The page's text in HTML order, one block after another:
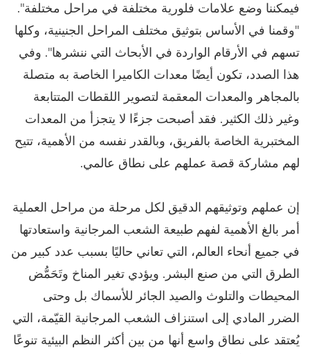
فيمكننا وضع علامات فلورية مختلفة في مراحل مختلفة".
"وقمنا في الأساس بتوثيق مختلف المراحل الجنينية، وكلها
تسهم في الأرقام الواردة في الأبحاث التي ننشرها". وفي
هذا الصدد، تكون أيضًا معدات الكاميرا الخاصة به متصلة
بالمجاهر والمعدات المعقمة لتصوير اللقطات المتتابعة
وغير ذلك الكثير. فقد أصبحت جزءًا لا يتجزأ من المعدات
المختبرية الخاصة بالفريق، وبالقدر نفسه من الأهمية، تتيح
لهم مشاركة قصة عملهم على نطاق عالمي.
إن عملهم وتوثيقهم الدقيق لكل مرحلة من مراحل العملية
أمر بالغ الأهمية لفهم طبيعة الشعب المرجانية واستعادتها
في جميع أنحاء العالم، التي تعاني حاليًا بسبب عدد كبير من
الطرق التي من صنع البشر. ويؤدي تغير المناخ وتَحَمُّض
المحيطات والتلوث والصيد الجائر للأسماك بل وحتى
الضرر المادي إلى استنزاف الشعب المرجانية القيّمة، التي
يُعتقد على نطاق واسع أنها من بين أكثر النظم البيئية تنوعًا